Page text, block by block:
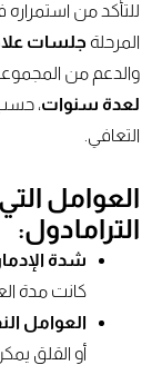
للتأكد من
المرحلةجلسات علاج
والدعم من
لعدة سنوات، حسب
التعافي.
العوامل
الترامادول :
شدة
كانت مدة
العوامل
أو القلق